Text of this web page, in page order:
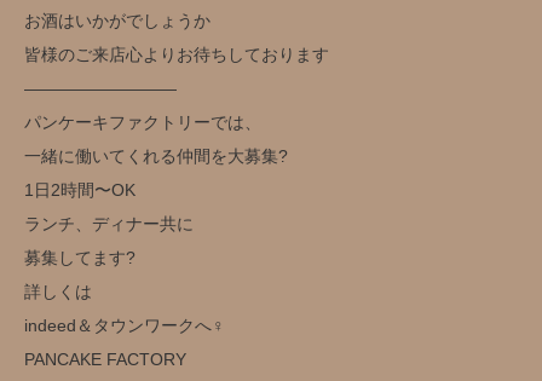
お酒はいかがでしょうか️
皆様のご来店心よりお待ちしております
—————————
パンケーキファクトリーでは、
一緒に働いてくれる仲間を大募集?
1日2時間〜OK
ランチ、ディナー共に
募集してます?
詳しくは
indeed＆タウンワークへ‍♀️
️PANCAKE FACTORY️